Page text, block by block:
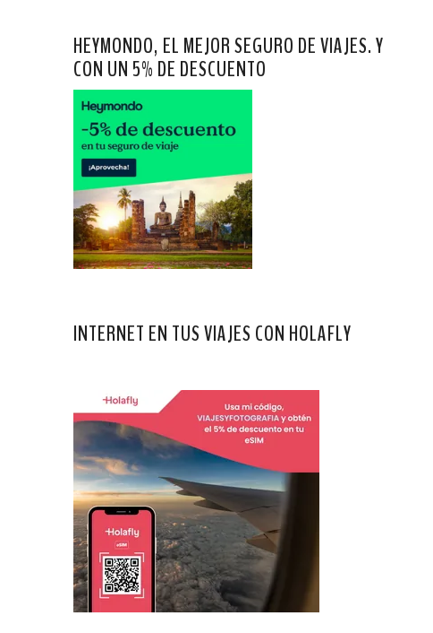
HEYMONDO, EL MEJOR SEGURO DE VIAJES. Y
CON UN 5% DE DESCUENTO
INTERNET EN TUS VIAJES CON HOLAFLY